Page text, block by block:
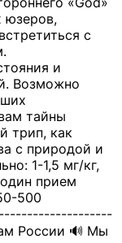
юзеров,
с
и
Возможно
тайны
трип, как
с природой и
1-1,5 мг/кг,
прием
500
России 🔊 Мы